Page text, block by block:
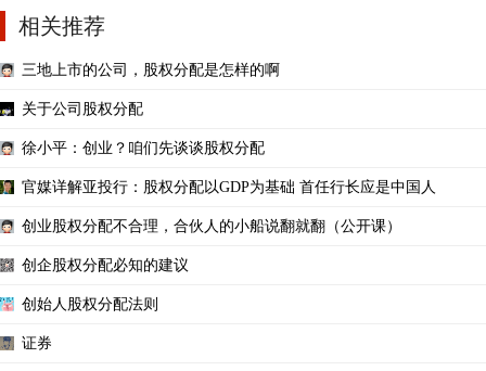
相关推荐
三地上市的公司，股权分配是怎样的啊
关于公司股权分配
徐小平：创业？咱们先谈谈股权分配
官媒详解亚投行：股权分配以GDP为基础 首任行长应是中国人
创业股权分配不合理，合伙人的小船说翻就翻（公开课）
创企股权分配必知的建议
创始人股权分配法则
证券